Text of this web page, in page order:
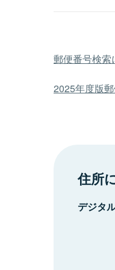
郵便番号検索
2025年度版
住所
デジタ